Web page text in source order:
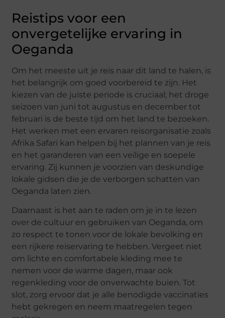
Reistips voor een
onvergetelijke ervaring in
Oeganda
Om het meeste uit je reis naar dit land te halen, is
het belangrijk om goed voorbereid te zijn. Het
kiezen van de juiste periode is cruciaal; het droge
seizoen van juni tot augustus en december tot
februari is de beste tijd om het land te bezoeken.
Het werken met een ervaren reisorganisatie zoals
Afrika Safari kan helpen bij het plannen van je reis
en het garanderen van een veilige en soepele
ervaring. Zij kunnen je voorzien van deskundige
lokale gidsen die je de verborgen schatten van
Oeganda laten zien.
Daarnaast is het aan te raden om je in te lezen
over de cultuur en gebruiken van Oeganda, om
zo respect te tonen voor de lokale bevolking en
een rijkere reiservaring te hebben. Vergeet niet
om lichte en comfortabele kleding mee te
nemen voor de warme dagen, maar ook
regenkleding voor de onverwachte buien. Tot
slot, zorg ervoor dat je alle benodigde vaccinaties
hebt gekregen en neem maatregelen tegen